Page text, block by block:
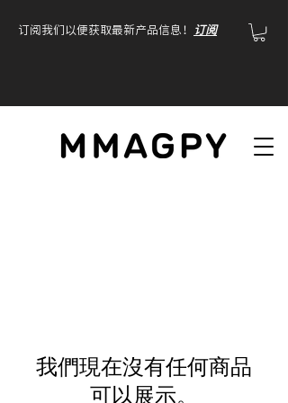
订阅我们以便获取最新产品信息！ 订阅
我們現在沒有任何商品
可以展示。